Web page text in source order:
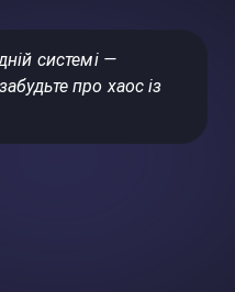
системі —
про хаос із